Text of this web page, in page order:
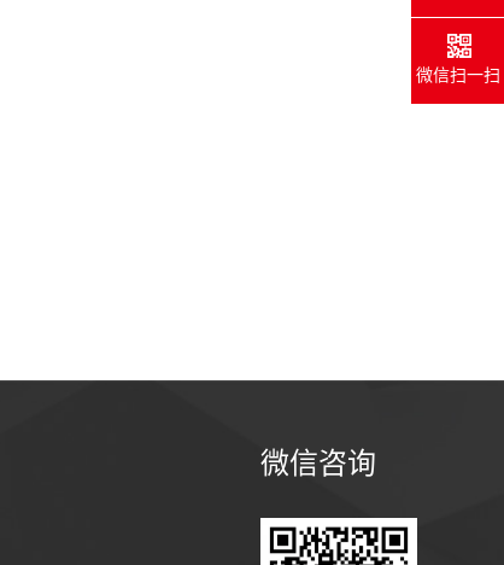
微信咨询
微信扫一扫